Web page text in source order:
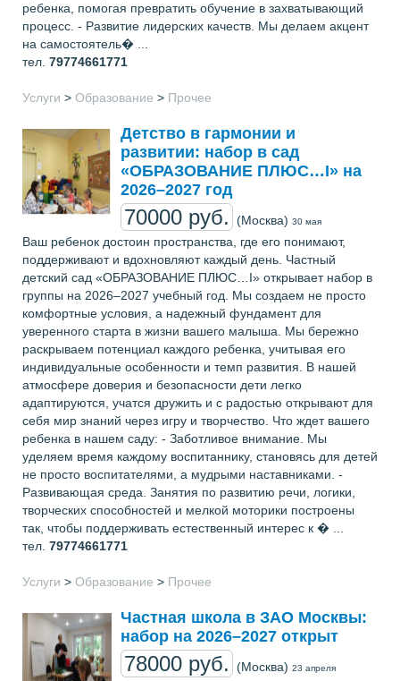
ребенка, помогая превратить обучение в захватывающий
процесс. - Развитие лидерских качеств. Мы делаем акцент
на самостоятель� ...
тел. 79774661771
Услуги > Образование > Прочее
Детство в гармонии и
развитии: набор в сад
«ОБРАЗОВАНИЕ ПЛЮС…I» на
2026–2027 год
70000 руб. (Москва) 30 мая
Ваш ребенок достоин пространства, где его понимают,
поддерживают и вдохновляют каждый день. Частный
детский сад «ОБРАЗОВАНИЕ ПЛЮС…I» открывает набор в
группы на 2026–2027 учебный год. Мы создаем не просто
комфортные условия, а надежный фундамент для
уверенного старта в жизни вашего малыша. Мы бережно
раскрываем потенциал каждого ребенка, учитывая его
индивидуальные особенности и темп развития. В нашей
атмосфере доверия и безопасности дети легко
адаптируются, учатся дружить и с радостью открывают для
себя мир знаний через игру и творчество. Что ждет вашего
ребенка в нашем саду: - Заботливое внимание. Мы
уделяем время каждому воспитаннику, становясь для детей
не просто воспитателями, а мудрыми наставниками. -
Развивающая среда. Занятия по развитию речи, логики,
творческих способностей и мелкой моторики построены
так, чтобы поддерживать естественный интерес к � ...
тел. 79774661771
Услуги > Образование > Прочее
Частная школа в ЗАО Москвы:
набор на 2026–2027 открыт
78000 руб. (Москва) 23 апреля